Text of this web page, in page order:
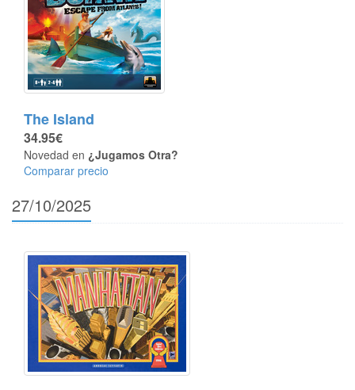
The Island
34.95€
Novedad en ¿Jugamos Otra?
Comparar precio
27/10/2025